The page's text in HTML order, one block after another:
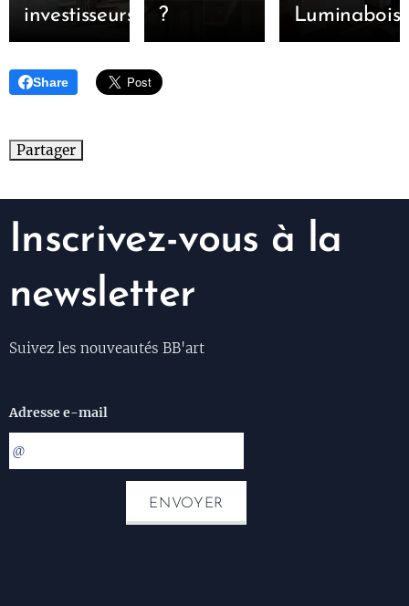
investisseurs
?
Share
Partager
Inscrivez-vous à la
newsletter
Suivez les nouveautés BB'art
Adresse e-mail
ENVOYER